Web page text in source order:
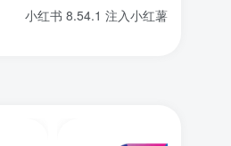
小红书 8.54.1 注入小红薯